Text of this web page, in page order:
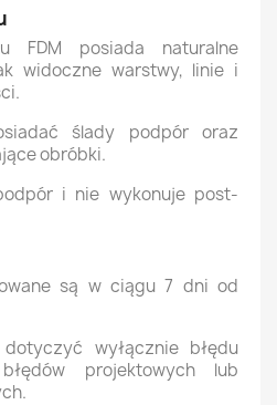
FDM posiada naturalne
widoczne warstwy, linie i
ślady podpór oraz
obróbki.
i nie wykonuje post-
są w ciągu 7 dni od
wyłącznie błędu
projektowych lub